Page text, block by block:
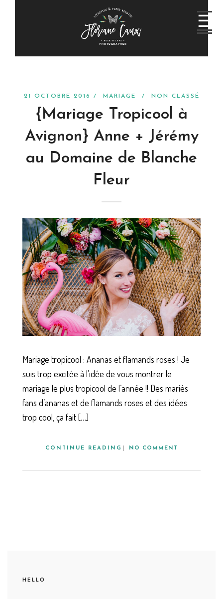
21 OCTOBRE 2016 / MARIAGE / NON CLASSÉ
{Mariage Tropicool à
Avignon} Anne + Jérémy
au Domaine de Blanche
Fleur
Mariage tropicool : Ananas et flamands roses ! Je
suis trop excitée à l’idée de vous montrer le
mariage le plus tropicool de l’année !! Des mariés
fans d’ananas et de flamands roses et des idées
trop cool, ça fait […]
CONTINUE READING NO COMMENT
HELLO